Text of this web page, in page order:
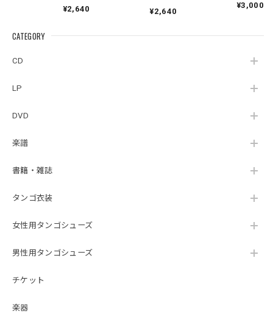
CATEGORY
CD
LP
DVD
楽譜
書籍・雑誌
タンゴ衣装
女性用タンゴシューズ
男性用タンゴシューズ
チケット
楽器
Pontoriero『POLENT
la Ribera』
¥2,640
Cuartoelemento『Cu
（007RECORDS-27）
¥2,640
¥3,000